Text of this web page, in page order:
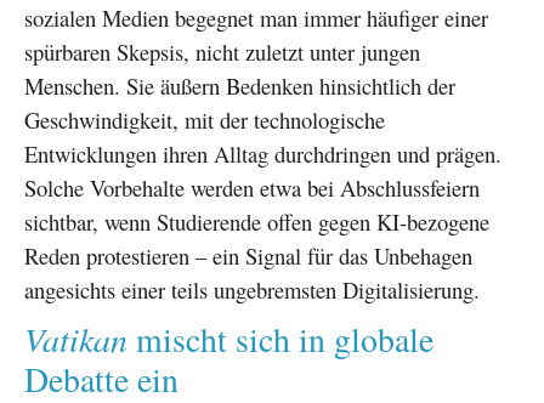
sozialen Medien begegnet man immer häufiger einer
spürbaren Skepsis, nicht zuletzt unter jungen
Menschen. Sie äußern Bedenken hinsichtlich der
Geschwindigkeit, mit der technologische
Entwicklungen ihren Alltag durchdringen und prägen.
Solche Vorbehalte werden etwa bei Abschlussfeiern
sichtbar, wenn Studierende offen gegen KI-bezogene
Reden protestieren – ein Signal für das Unbehagen
angesichts einer teils ungebremsten Digitalisierung.
Vatikan mischt sich in globale
Debatte ein